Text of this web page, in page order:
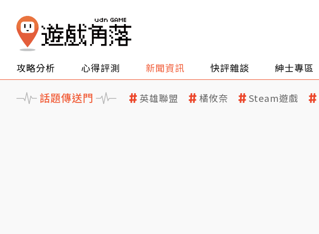
攻略分析 心得評測 新聞資訊 快評雜談 紳士專區
話題傳送門 英雄聯盟 橘攸奈 Steam遊戲